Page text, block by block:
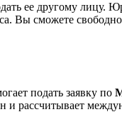
ее другому лицу.
Вы сможете
подать заявку по
и рассчитывает